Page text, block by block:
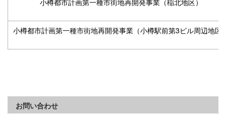
小樽都市計画第一種市街地再開発事業（小樽駅前第3ビル周辺地区
お問い合わせ